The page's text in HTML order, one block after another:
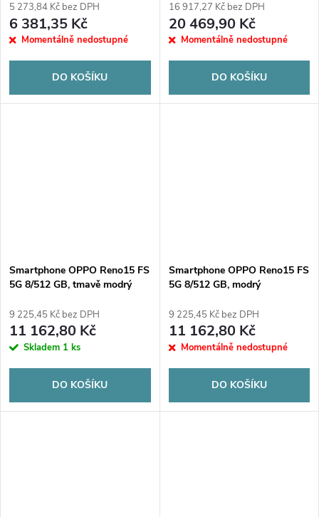
5 273,84 Kč bez DPH
6 381,35 Kč
Momentálně nedostupné
DO KOŠÍKU
16 917,27 Kč bez DPH
20 469,90 Kč
Momentálně nedostupné
DO KOŠÍKU
Smartphone OPPO Reno15 FS
5G 8/512 GB, tmavě modrý
9 225,45 Kč bez DPH
11 162,80 Kč
Skladem 1 ks
DO KOŠÍKU
Smartphone OPPO Reno15 FS
5G 8/512 GB, modrý
9 225,45 Kč bez DPH
11 162,80 Kč
Momentálně nedostupné
DO KOŠÍKU